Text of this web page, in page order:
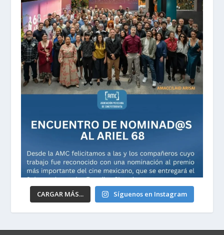
CARGAR MÁS... Síguenos en Instagram